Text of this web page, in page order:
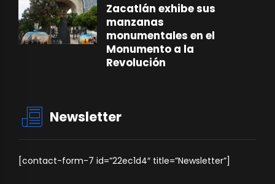
Zacatlán exhibe sus
manzanas
monumentales en el
Monumento a la
Revolución
Newsletter
[contact-form-7 id=”22ec1d4″ title=”Newsletter”]